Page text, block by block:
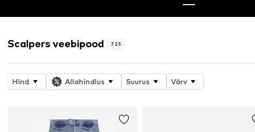
Scalpers veebipood 725
Hind Allahindlus Suurus Värv